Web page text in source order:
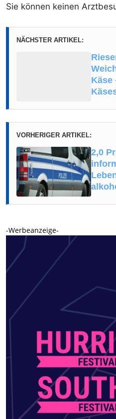
Sie können keinen
NÄCHSTER ARTIKEL:
Käse
VORHERIGER ARTIKEL:
2,0
-Werbeanzeige-